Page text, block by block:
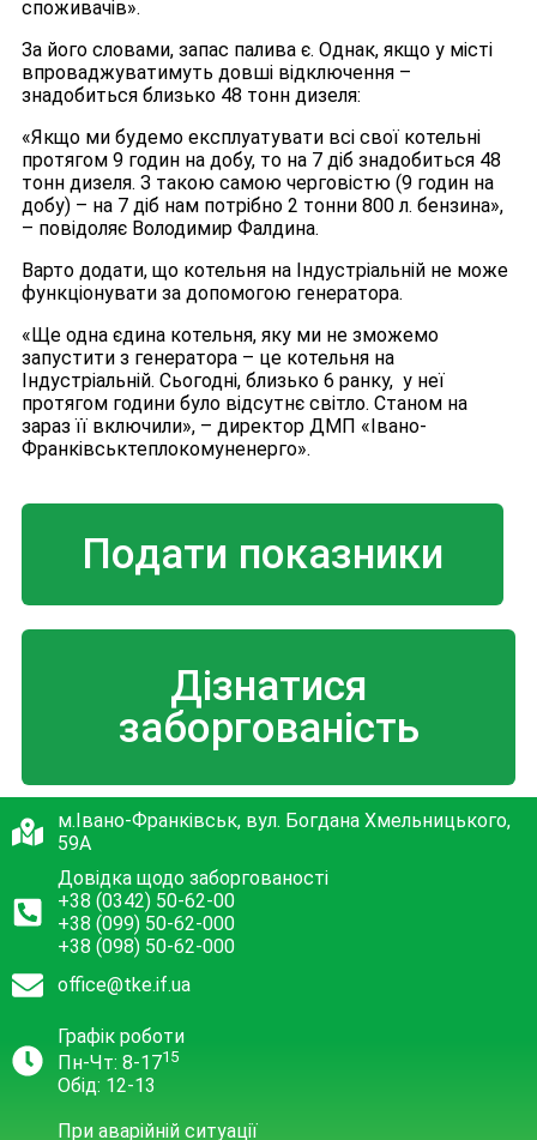
споживачів».
За його словами, запас палива є. Однак, якщо у місті
впроваджуватимуть довші відключення –
знадобиться близько 48 тонн дизеля:
«Якщо ми будемо експлуатувати всі свої котельні
протягом 9 годин на добу, то на 7 діб знадобиться 48
тонн дизеля. З такою самою черговістю (9 годин на
добу) – на 7 діб нам потрібно 2 тонни 800 л. бензина»,
– повідоляє Володимир Фалдина.
Варто додати, що котельня на Індустріальній не може
функціонувати за допомогою генератора.
«Ще одна єдина котельня, яку ми не зможемо
запустити з генератора – це котельня на
Індустріальній. Сьогодні, близько 6 ранку, у неї
протягом години було відсутнє світло. Станом на
зараз її включили», – директор ДМП «Івано-
Франківськтеплокомуненерго».
Подати показники
Дізнатися
заборгованість
м.Івано-Франківськ, вул. Богдана Хмельницького,
59А
Довідка щодо заборгованості
+38 (0342) 50-62-00
+38 (099) 50-62-000
+38 (098) 50-62-000
office@tke.if.ua
Графік роботи
Пн-Чт: 8-1715
Обід: 12-13
При аварійній ситуації